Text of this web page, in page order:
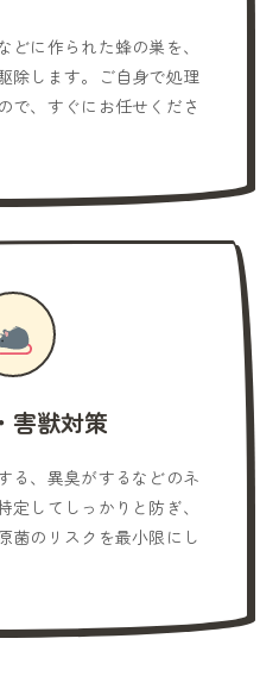
に作られた蜂の巣を、
除します。ご自身で処理
で、すぐにお任せくださ
害獣対策
る、異臭がするなどのネ
してしっかりと防ぎ、
菌のリスクを最小限にし